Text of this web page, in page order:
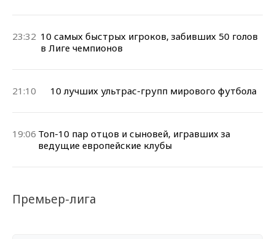
23:32 10 самых быстрых игроков, забивших 50 голов
в Лиге чемпионов
21:10 10 лучших ультрас-групп мирового футбола
19:06 Топ-10 пар отцов и сыновей, игравших за
ведущие европейские клубы
Премьер-лига